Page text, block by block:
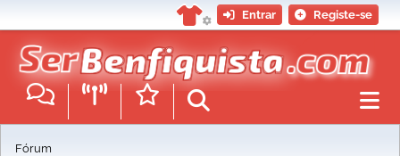
Entrar Registe-se
Fórum